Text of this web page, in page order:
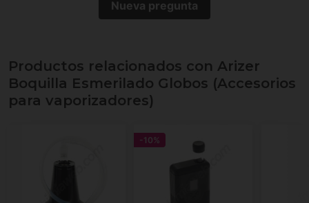
Nueva pregunta
Productos relacionados con Arizer
Boquilla Esmerilado Globos (Accesorios
para vaporizadores)
-10%